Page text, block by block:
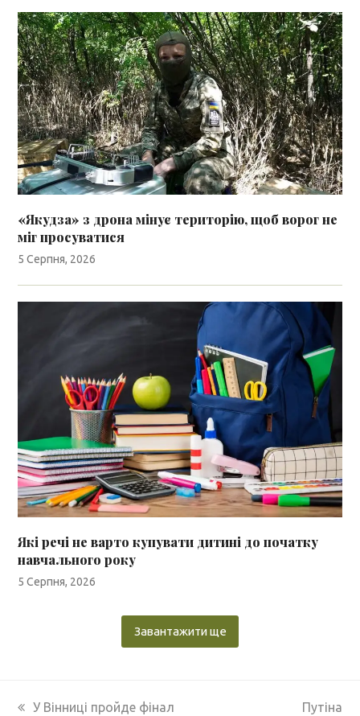
«Якудза» з дрона мінує територію, щоб ворог не
міг просуватися
5 Серпня, 2026
Які речі не варто купувати дитині до початку
навчального року
5 Серпня, 2026
Завантажити ще
previous
У Вінниці пройде фінал
next
Путіна